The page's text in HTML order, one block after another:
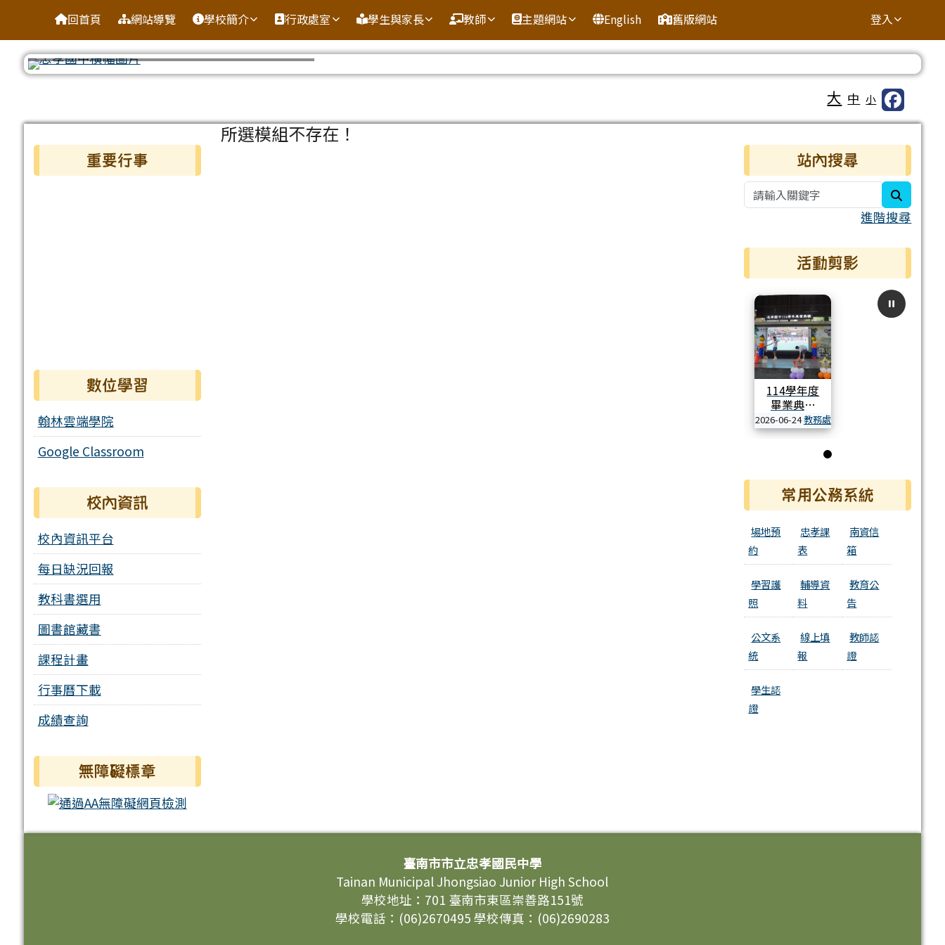
台南市忠孝國中
導覽列回首頁 網站導覽 學校簡介 行政處室 學生與家長 教師 主題網站 English 舊版網站 登入
大 中 小
左邊區域內容
重要行事
數位學習
翰林雲端學院
Google Classroom
校內資訊
校內資訊平台
每日缺況回報
教科書選用
圖書館藏書
課程計畫
行事曆下載
成績查詢
無障礙標章
主內容區域
所選模組不存在！
右邊區域內容
站內搜尋
進階搜尋
活動剪影
114學年度
畢業典禮
2026-06-24教務處
活動相簿
常用公務系統
場地預
約
忠孝課
表
南資信
箱
學習護
照
輔導資
料
教育公
告
公文系
統
線上填
報
教師認
證
學生認
證
頁尾區域
臺南市市立忠孝國民中學
Tainan Municipal Jhongsiao Junior High School
學校地址：701 臺南市東區崇善路151號
學校電話：(06)2670495 學校傳真：(06)2690283